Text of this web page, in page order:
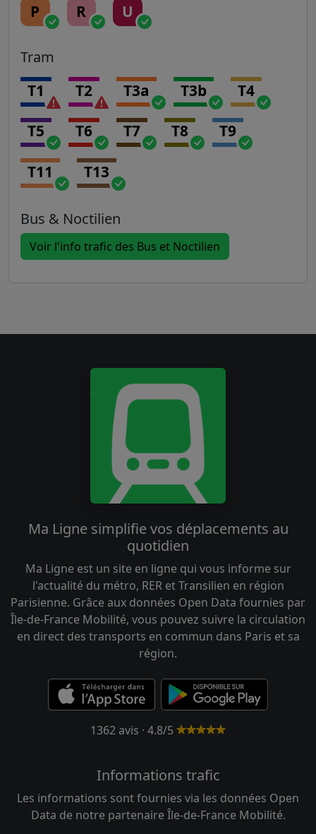
P R U
Tram
T1 T2 T3a T3b T4
T5 T6 T7 T8 T9
T11 T13
Bus & Noctilien
Voir l'info trafic des Bus et Noctilien
Ma Ligne simplifie vos déplacements au
quotidien
Ma Ligne est un site en ligne qui vous informe sur
l'actualité du métro, RER et Transilien en région
Parisienne. Grâce aux données Open Data fournies par
Île-de-France Mobilité, vous pouvez suivre la circulation
en direct des transports en commun dans Paris et sa
région.
1362 avis · 4.8/5
Informations trafic
Les informations sont fournies via les données Open
Data de notre partenaire Île-de-France Mobilité.